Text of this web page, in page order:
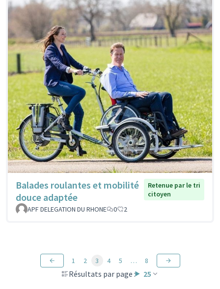
Balades roulantes et mobilité
douce adaptée
Retenue par le tri
citoyen
APF DELEGATION DU RHONE
0 2
Résultats par page : 25
1 2 3 4 5 … 8